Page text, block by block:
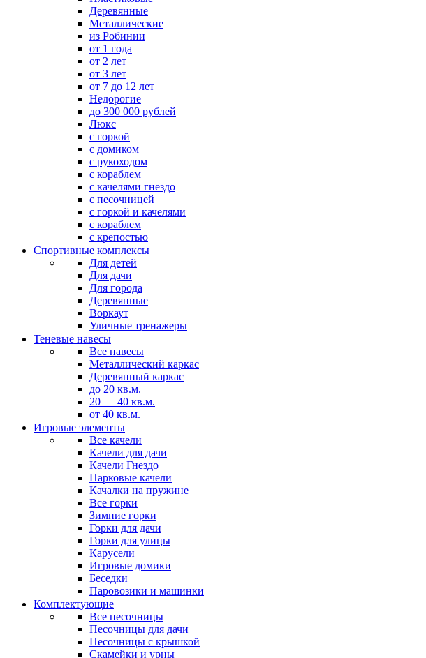
Деревянные
Металлические
из Робинии
от 1 года
от 2 лет
от 3 лет
от 7 до 12 лет
Недорогие
до 300 000 рублей
Люкс
с горкой
с домиком
с рукоходом
с кораблем
с качелями гнездо
с песочницей
с горкой и качелями
с кораблем
с крепостью
Спортивные комплексы
Для детей
Для дачи
Для города
Деревянные
Воркаут
Уличные тренажеры
Теневые навесы
Все навесы
Металлический каркас
Деревянный каркас
до 20 кв.м.
20 — 40 кв.м.
от 40 кв.м.
Игровые элементы
Все качели
Качели для дачи
Качели Гнездо
Парковые качели
Качалки на пружине
Все горки
Зимние горки
Горки для дачи
Горки для улицы
Карусели
Игровые домики
Беседки
Паровозики и машинки
Комплектующие
Все песочницы
Песочницы для дачи
Песочницы с крышкой
Скамейки и урны